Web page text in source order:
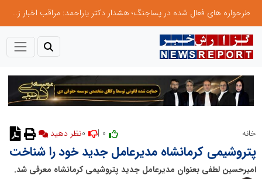
طرحواره های فعال شده در پساجنگ؛ هشدار دکتر یاراحمد: مراقب اخبار زرد و واکنش های هیجانی باشید
خانه
پتروشیمی کرمانشاه مدیرعامل جدید خود را شناخت
امیرحسین لطفی بعنوان مدیرعامل جدید پتروشیمی کرمانشاه معرفی شد.